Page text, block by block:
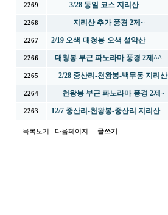
2269 3/28 동일 코스 지리산
2268 지리산 추가 풍경 2제~
2267 2/19 오색-대청봉-오색 설악산
2266 대청봉 부근 파노라마 풍경 2제^^
2265 2/28 중산리-천왕봉-백무동 지리산
2264 천왕봉 부근 파노라마 풍경 2제~
2263 12/7 중산리-천왕봉-중산리 지리산
목록보기 다음페이지 글쓰기